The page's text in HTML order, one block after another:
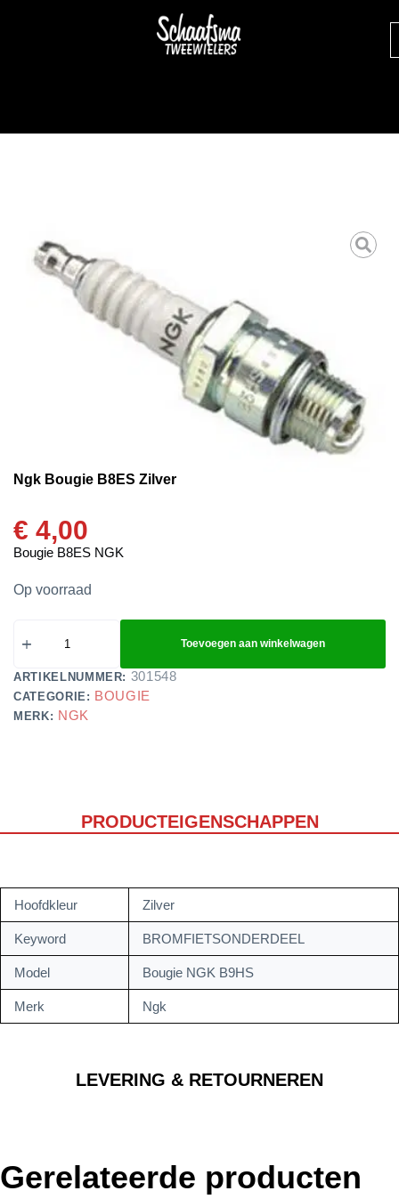
Ngk Bougie B8ES Zilver
€ 4,00
Bougie B8ES NGK
Op voorraad
Toevoegen aan winkelwagen
ARTIKELNUMMER: 301548
CATEGORIE: BOUGIE
MERK: NGK
PRODUCTEIGENSCHAPPEN
LEVERING & RETOURNEREN
Hoofdkleur Zilver
Keyword BROMFIETSONDERDEEL
Model Bougie NGK B9HS
Merk Ngk
Gerelateerde producten